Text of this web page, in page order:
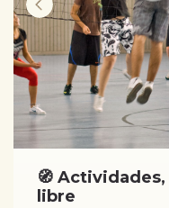
🧭
libre